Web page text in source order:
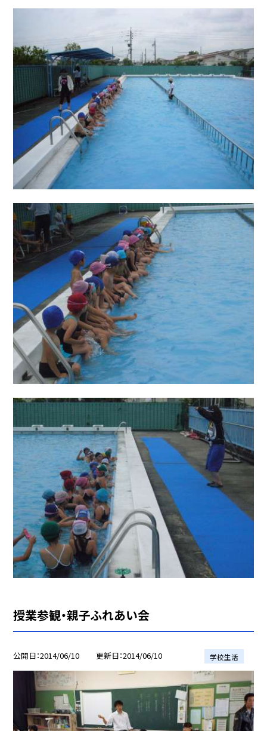
授業参観・親子ふれあい会
公開日 2014/06/10 更新日 2014/06/10 学校生活